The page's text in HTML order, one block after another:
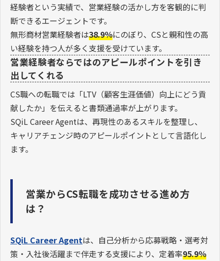
経験者という実績で、営業経験の活かし方を客観的に判
断できるエージェントです。
無形商材営業経験者は38.9％にのぼり、CSと親和性の高
い経験を持つ人が多く支援を受けています。
営業経験者ならではのアピールポイントを引き
出してくれる
CS職への転職では「LTV（顧客生涯価値）向上にどう貢
献したか」を伝えると書類通過率が上がります。
SQiL Career Agentは、再現性のあるスキルを整理し、
キャリアチェンジ時のアピールポイントとして言語化し
ます。
営業からCS転職を成功させる進め方
は？
SQiL Career Agentは、自己分析から応募戦略・選考対
策・入社後活躍まで伴走する支援により、定着率95.9％